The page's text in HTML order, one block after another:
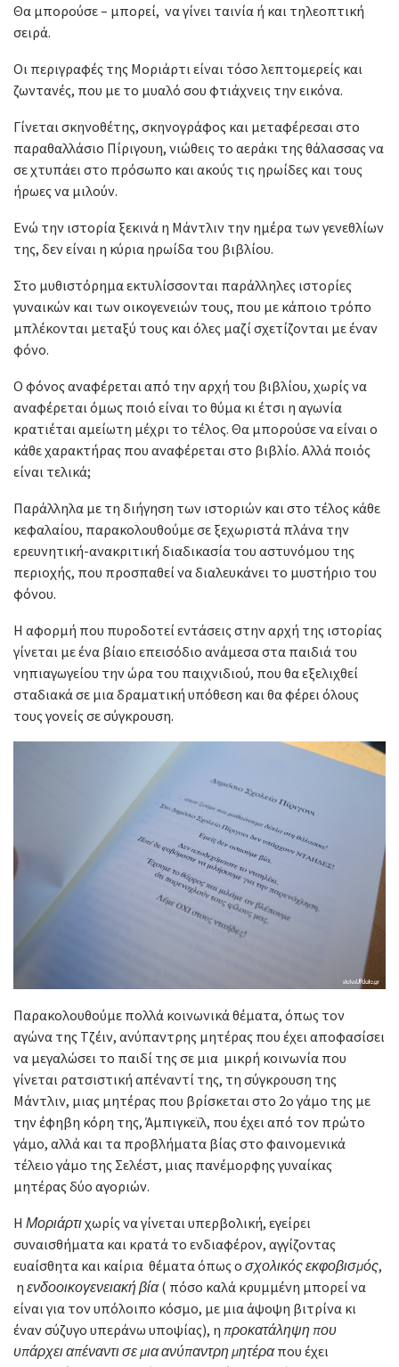
Θα μπορούσε – μπορεί, να γίνει ταινία ή και τηλεοπτική
σειρά.
Οι περιγραφές της Μοριάρτι είναι τόσο λεπτομερείς και
ζωντανές, που με το μυαλό σου φτιάχνεις την εικόνα.
Γίνεται σκηνοθέτης, σκηνογράφος και μεταφέρεσαι στο
παραθαλλάσιο Πίριγουη, νιώθεις το αεράκι της θάλασσας να
σε χτυπάει στο πρόσωπο και ακούς τις ηρωίδες και τους
ήρωες να μιλούν.
Ενώ την ιστορία ξεκινά η Μάντλιν την ημέρα των γενεθλίων
της, δεν είναι η κύρια ηρωίδα του βιβλίου.
Στο μυθιστόρημα εκτυλίσσονται παράλληλες ιστορίες
γυναικών και των οικογενειών τους, που με κάποιο τρόπο
μπλέκονται μεταξύ τους και όλες μαζί σχετίζονται με έναν
φόνο.
Ο φόνος αναφέρεται από την αρχή του βιβλίου, χωρίς να
αναφέρεται όμως ποιό είναι το θύμα κι έτσι η αγωνία
κρατιέται αμείωτη μέχρι το τέλος. Θα μπορούσε να είναι ο
κάθε χαρακτήρας που αναφέρεται στο βιβλίο. Αλλά ποιός
είναι τελικά;
Παράλληλα με τη διήγηση των ιστοριών και στο τέλος κάθε
κεφαλαίου, παρακολουθούμε σε ξεχωριστά πλάνα την
ερευνητική-ανακριτική διαδικασία του αστυνόμου της
περιοχής, που προσπαθεί να διαλευκάνει το μυστήριο του
φόνου.
Η αφορμή που πυροδοτεί εντάσεις στην αρχή της ιστορίας
γίνεται με ένα βίαιο επεισόδιο ανάμεσα στα παιδιά του
νηπιαγωγείου την ώρα του παιχνιδιού, που θα εξελιχθεί
σταδιακά σε μια δραματική υπόθεση και θα φέρει όλους
τους γονείς σε σύγκρουση.
Παρακολουθούμε πολλά κοινωνικά θέματα, όπως τον
αγώνα της Τζέιν, ανύπαντρης μητέρας που έχει αποφασίσει
να μεγαλώσει το παιδί της σε μια μικρή κοινωνία που
γίνεται ρατσιστική απέναντί της, τη σύγκρουση της
Μάντλιν, μιας μητέρας που βρίσκεται στο 2ο γάμο της με
την έφηβη κόρη της, Άμπιγκεϊλ, που έχει από τον πρώτο
γάμο, αλλά και τα προβλήματα βίας στο φαινομενικά
τέλειο γάμο της Σελέστ, μιας πανέμορφης γυναίκας
μητέρας δύο αγοριών.
Η Μοριάρτιχωρίς να γίνεται υπερβολική, εγείρει
συναισθήματα και κρατά το ενδιαφέρον, αγγίζοντας
ευαίσθητα και καίρια θέματα όπως ο σχολικός εκφοβισμός,
η ενδοοικογενειακή βία( πόσο καλά κρυμμένη μπορεί να
είναι για τον υπόλοιπο κόσμο, με μια άψοψη βιτρίνα κι
έναν σύζυγο υπεράνω υποψίας), η προκατάληψη που
υπάρχει απέναντι σε μια ανύπαντρη μητέραπου έχει